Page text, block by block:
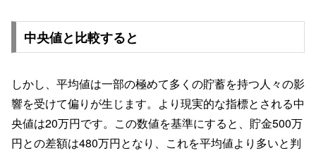
中央値と比較すると
しかし、平均値は一部の極めて多くの貯蓄を持つ人々の影
響を受けて偏りが生じます。より現実的な指標とされる中
央値は20万円です。この数値を基準にすると、貯金500万
円との差額は480万円となり、これを平均値より多いと判